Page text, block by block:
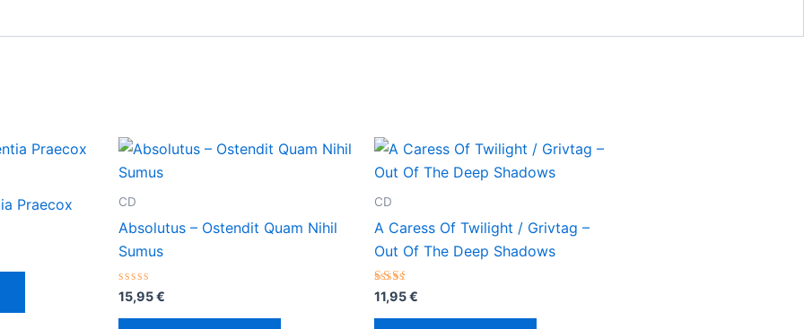
Praecox CD
Absolutus – Ostendit Quam Nihil
Sumus
Valorado
con
0
15,95€
CD
A Caress Of Twilight / Grivtag –
Out Of The Deep Shadows
Valorado
con
2.17
11,95€